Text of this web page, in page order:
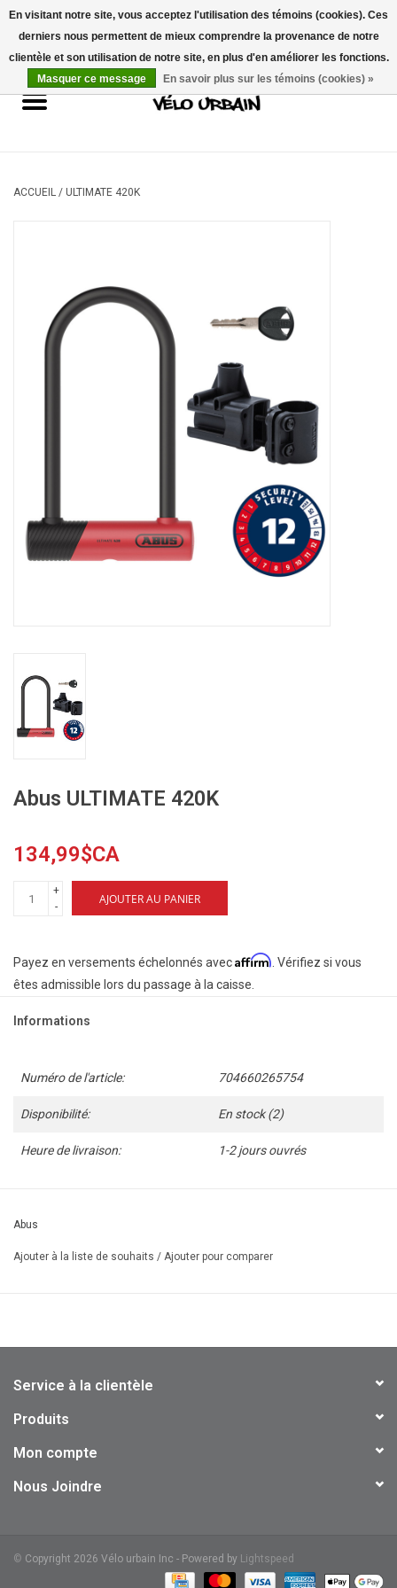
USD/CAD 0 Articles - 0,00$CA
Vélos neufs
Mécanique
Composantes
ACCUEIL / ULTIMATE 420K
Abus ULTIMATE 420K
134,99$CA
+
-
AJOUTER AU PANIER
Payez en versements échelonnés avecAffirm. Vérifiez si vous
êtes admissible lors du passage à la caisse.
Informations
Numéro de l'article: 704660265754
Disponibilité: En stock(2)
Heure de livraison: 1-2 jours ouvrés
Corps de serrure renforcé
Support USH (pour tubes de 24-35mm)
Abus
Ajouter à la liste de souhaits / Ajouter pour comparer
Service à la clientèle
Produits
Mon compte
Nous Joindre
© Copyright 2026 Vélo urbain Inc - Powered by Lightspeed
En visitant notre site, vous acceptez l'utilisation des témoins (cookies). Ces
derniers nous permettent de mieux comprendre la provenance de notre
clientèle et son utilisation de notre site, en plus d'en améliorer les fonctions.
Masquer ce message
En savoir plus sur les témoins (cookies) »